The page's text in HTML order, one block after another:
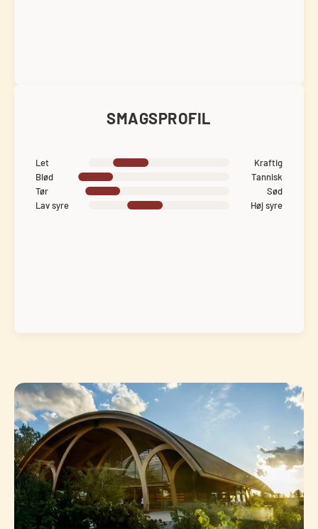
SMAGSPROFIL
Let
Kraftig
Blød
Tannisk
Tør
Sød
Lav syre
Høj syre